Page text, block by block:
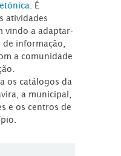
. É
atividades
vindo a adaptar-
de informação,
a comunidade
os catálogos da
a municipal,
e os centros de